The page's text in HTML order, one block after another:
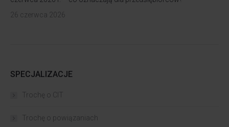
26 czerwca 2026
SPECJALIZACJE
Trochę o CIT
Trochę o powiązaniach​